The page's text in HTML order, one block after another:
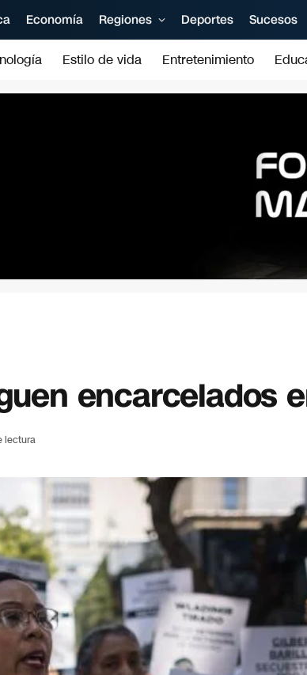
Economía Regiones Deportes Sucesos
Estilo de vida Entretenimiento
encarcelados
lectura